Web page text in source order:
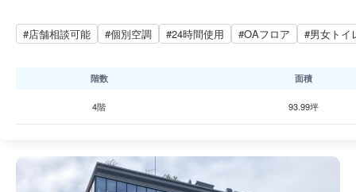
#店舗相談可能 #個別空調 #24時間使用 #OAフロア #男女トイ
階数 面積
4階 93.99坪